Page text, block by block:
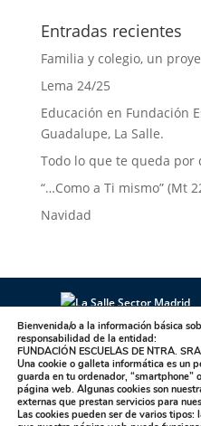
Entradas recientes
Familia y colegio, un
Lema 24/25
Educación en Fundación
Guadalupe, La Salle.
Todo lo que te queda por
“…Como a Ti mismo” (Mt
Navidad
La Salle Antúnez
La Salle Centro
La Salle Griñón
La Salle La Laguna
La Salle Maravillas
Bienvenida/o a la información básica
responsabilidad de la entidad:
FUNDACIÓN ESCUELAS DE NTRA.
Una cookie o galleta informática es un
guarda en tu ordenador, “smartphone”
página web. Algunas cookies son
externas que prestan servicios para
Las cookies pueden ser de varios tipos: